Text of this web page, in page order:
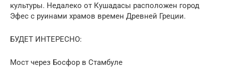
культуры. Недалеко от Кушадасы расположен город
Эфес с руинами храмов времен Древней Греции.
БУДЕТ ИНТЕРЕСНО:
Мост через Босфор в Стамбуле